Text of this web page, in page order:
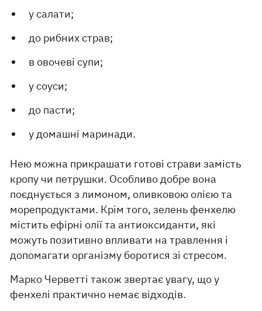
у салати;
до рибних страв;
в овочеві супи;
у соуси;
до пасти;
у домашні маринади.
Нею можна прикрашати готові страви замість
кропу чи петрушки. Особливо добре вона
поєднується з лимоном, оливковою олією та
морепродуктами. Крім того, зелень фенхелю
містить ефірні олії та антиоксиданти, які
можуть позитивно впливати на травлення і
допомагати організму боротися зі стресом.
Марко Черветті також звертає увагу, що у
фенхелі практично немає відходів.